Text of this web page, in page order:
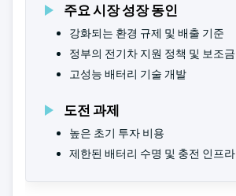
주요 시장 성장 동인
강화되는 환경 규제 및 배출 기준
정부의 전기차 지원 정책 및 보조금
고성능 배터리 기술 개발
도전 과제
높은 초기 투자 비용
제한된 배터리 수명 및 충전 인프라